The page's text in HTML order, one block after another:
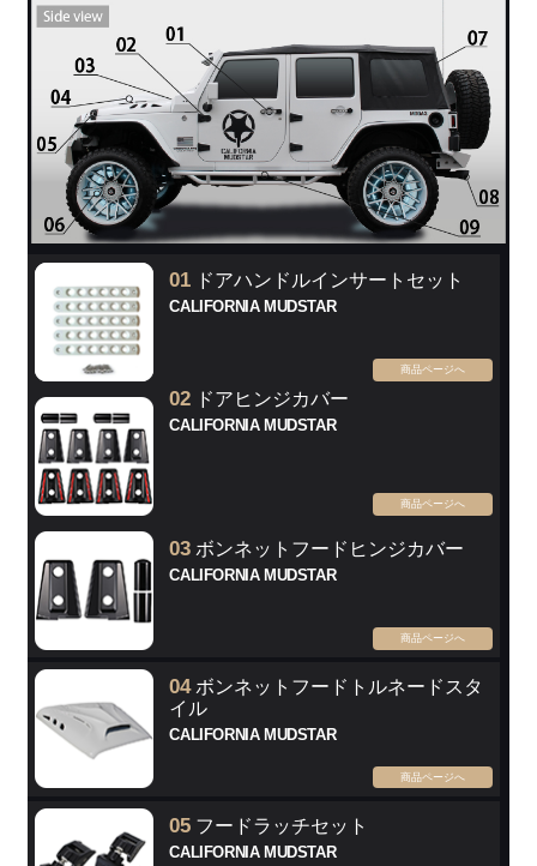
01 ドアハンドルインサートセット
CALIFORNIA MUDSTAR
商品ページへ
02 ドアヒンジカバー
CALIFORNIA MUDSTAR
商品ページへ
03 ボンネットフードヒンジカバー
CALIFORNIA MUDSTAR
商品ページへ
04ボンネットフードトルネードスタ
イル
CALIFORNIA MUDSTAR
商品ページへ
05 フードラッチセット
CALIFORNIA MUDSTAR